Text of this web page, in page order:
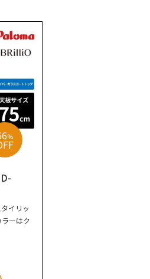
%
イリッ
ーはク